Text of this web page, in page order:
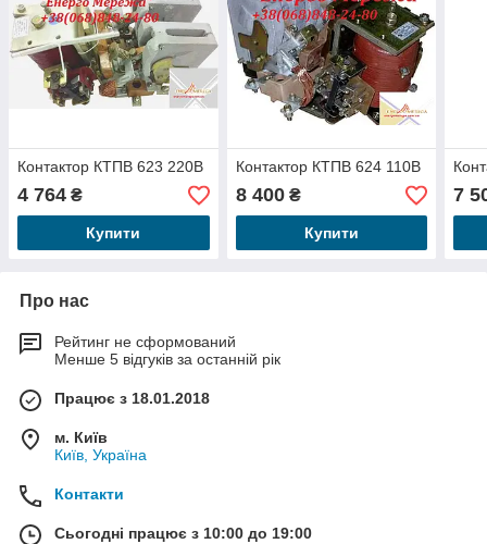
Контактор КТПВ 623 220В
4 764 ₴
Купити
Контактор КТПВ 624 110В
8 400₴
Купити
7
Про нас
Рейтинг не сформований
Менше 5 відгуків за останній рік
Працює з 18.01.2018
м. Київ
Київ, Україна
Контакти
Сьогодні працює з 10:00 до 19:00